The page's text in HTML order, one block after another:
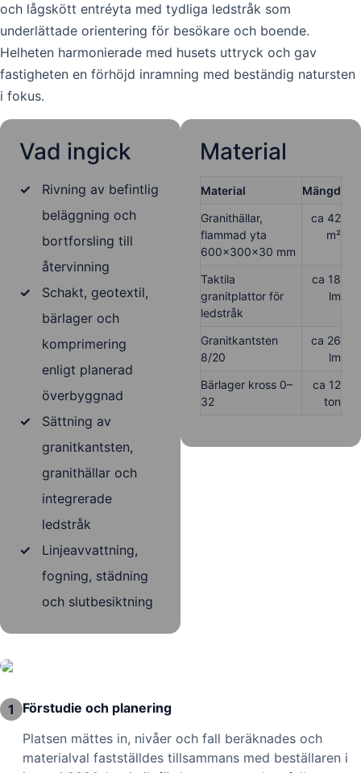
och lågskött entréyta med tydliga ledstråk som
underlättade orientering för besökare och boende.
Helheten harmonierade med husets uttryck och gav
fastigheten en förhöjd inramning med beständig natursten
i fokus.
Vad ingick
✓
Rivning av befintlig
beläggning och
bortforsling till
återvinning
✓
Schakt, geotextil,
bärlager och
komprimering
enligt planerad
överbyggnad
✓
Sättning av
granitkantsten,
granithällar och
integrerade
ledstråk
✓
Linjeavvattning,
fogning, städning
och slutbesiktning
Material
Material
Mängd
Granithällar,
flammad yta
600×300×30 mm
ca 42
m²
Taktila
granitplattor för
ledstråk
ca 18
lm
Granitkantsten
8/20
ca 26
lm
Bärlager kross 0–
32
ca 12
ton
1
Förstudie och planering
Platsen mättes in, nivåer och fall beräknades och
materialval fastställdes tillsammans med beställaren i